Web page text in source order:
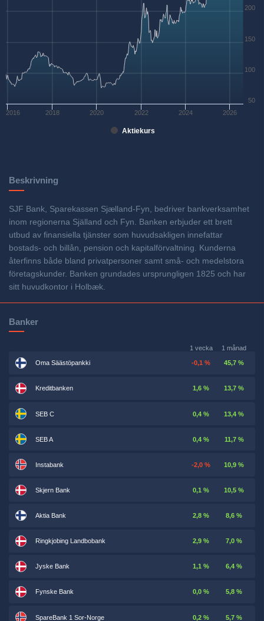
Aktiekurs
2016 2018 2020 2022 2024 2026
50
100
150
200
Beskrivning
SJF Bank, Sparekassen Sjælland-Fyn, bedriver bankverksamhet
inom regionerna Själland och Fyn. Banken erbjuder ett brett
utbud av finansiella tjänster som huvudsakligen innefattar
bostads- och billån, pension och kapitalförvaltning. Kunderna
återfinns både bland privatpersoner samt små- och medelstora
företagskunder. Banken grundades ursprungligen 1825 och har
sitt huvudkontor i Holbæk.
Banker
1 vecka 1 månad
Oma Säästöpankki -0,1 % 45,7 %
Kreditbanken 1,6 % 13,7 %
SEB C 0,4 % 13,4 %
SEB A 0,4 % 11,7 %
Instabank -2,0 % 10,9 %
Skjern Bank 0,1 % 10,5 %
Aktia Bank 2,8 % 8,6 %
Ringkjobing Landbobank 2,9 % 7,0 %
Jyske Bank 1,1 % 6,4 %
Fynske Bank 0,0 % 5,8 %
SpareBank 1 Sor-Norge 0,2 % 5,7 %